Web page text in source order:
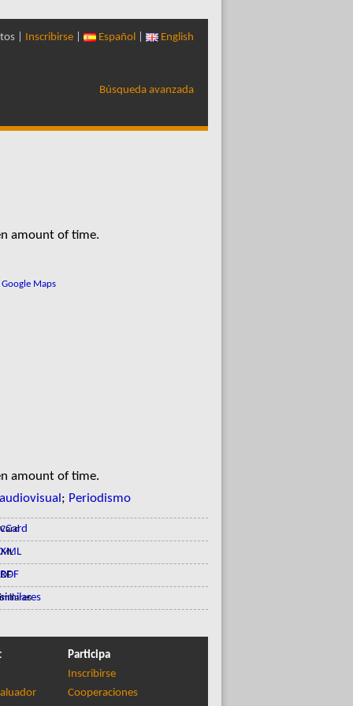
| Inscribirse Español English
Búsqueda avanzada
amount of time.
amount of time.
; Periodismo
vCard
XML
RDF
similares
Participa
Inscribirse
Cooperaciones